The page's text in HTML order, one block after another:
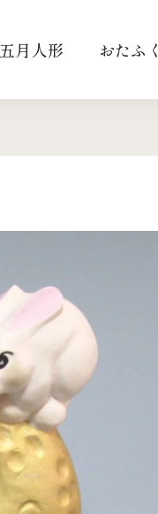
五月人形 おたふく